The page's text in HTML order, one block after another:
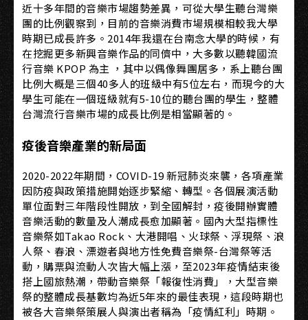
近十多年間的音樂市場趨勢差異，可從大學生聽台灣樂
團的比例觀察到，目前的音樂消費市場規模相較我大學
時期已成長許多。2014年我還在台南念大學的時候，有
在挖掘更多新興音樂作品的同儕中，大多數以聽韓國流
行音樂 KPOP 為主 ，其中以偶像舞團居多，系上聽台團
比例大概是三個40多人的班級中有5位左右，而現今的大
學生可能在一個班級就有5-10位的聽台團的學生，整體
台灣流行音樂市場的成長比例是相當顯著的。
疫後音樂產業的新局面
2020-2022年期間，COVID-19 新冠肺炎來襲，各項產業
因防疫與政策措施開始逐步緊縮、轉型。各個展演活動
單位面對三年階段性開放，到全國解封，疫後開辦實體
音樂活動的數量及人潮成長愈加顯著。國內大型指標性
音樂祭如Takao Rock、大港開唱、火球祭、浮現祭、浪
人祭、春浪、漂遊者與地方性免費音樂祭-台灣祭等活
動，購票與流動人次皆大幅上漲，至2023年疫情結束後
搭上國旅熱潮，帶動音樂祭「報復性消費」，大型音樂
祭的整體成長基數均為近5年來的最佳表現，這段時期也
被各大音樂祭策展人與演出者稱為「疫情紅利」時期。